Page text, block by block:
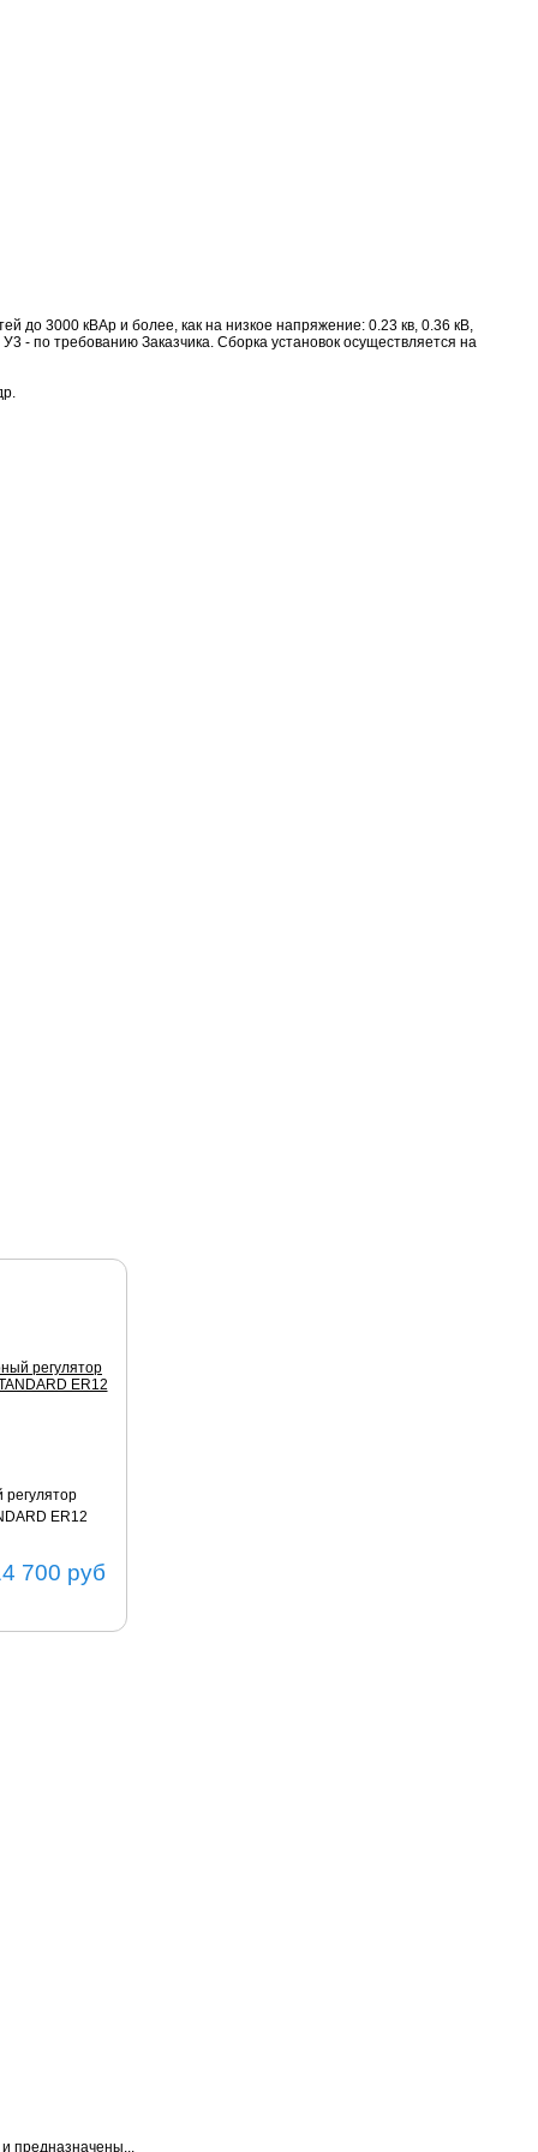
до 3000 кВАр и более, как на низкое напряжение: 0.23 кв, 0.36 кВ,
- по требованию Заказчика. Сборка установок осуществляется на
ER12
700 руб
и предназначены...